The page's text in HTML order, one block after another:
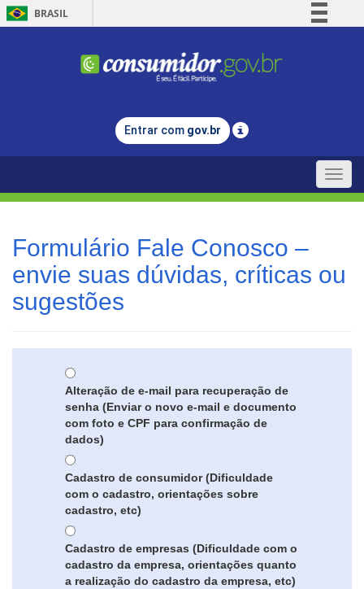
BRASIL
Comunica BR
Legislação
Entrar com gov.br
Toggle
Formulário Fale Conosco –
envie suas dúvidas, críticas ou
sugestões
Alteração de e-mail para recuperação de
senha (Enviar o novo e-mail e documento
com foto e CPF para confirmação de
dados)
Cadastro de consumidor (Dificuldade
com o cadastro, orientações sobre
cadastro, etc)
Cadastro de empresas (Dificuldade com o
cadastro da empresa, orientações quanto
a realização do cadastro da empresa, etc)